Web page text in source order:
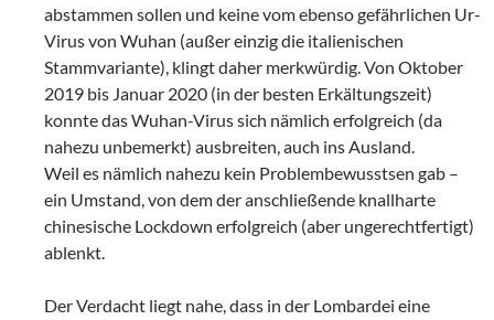
abstammen sollen und keine vom ebenso gefährlichen Ur-
Virus von Wuhan (außer einzig die italienischen
Stammvariante), klingt daher merkwürdig. Von Oktober
2019 bis Januar 2020 (in der besten Erkältungszeit)
konnte das Wuhan-Virus sich nämlich erfolgreich (da
nahezu unbemerkt) ausbreiten, auch ins Ausland.
Weil es nämlich nahezu kein Problembewusstsen gab –
ein Umstand, von dem der anschließende knallharte
chinesische Lockdown erfolgreich (aber ungerechtfertigt)
ablenkt.
Der Verdacht liegt nahe, dass in der Lombardei eine